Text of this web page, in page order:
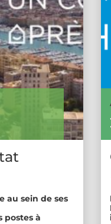
au sein de ses
postes à